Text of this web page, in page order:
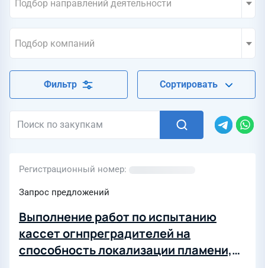
Подбор направлений деятельности
Подбор компаний
Фильтр Сортировать
Регистрационный номер
Запрос предложений
Выполнение работ по испытанию
кассет огнпреградителей на
способность локализации пламени,